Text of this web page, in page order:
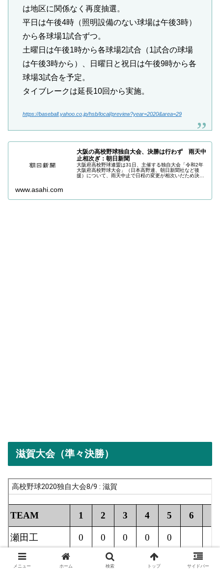
は地区に関係なく再度抽選。
平日は午後4時（照明設備のない球場は午後3時）
から各球場1試合ずつ。
土曜日は午後1時から各球場2試合（1試合の球場
は午後3時から）、日曜日と祝日は午後9時から各
球場3試合を予定。
タイブレークは延長10回から実施。
https://baseball.yahoo.co.jp/hsb/local/preview?year=2020&area=29
大阪の高校野球独自大会、決勝は行わず 雨天中
止相次ぎ：朝日新聞
大阪府高校野球連盟は31日、主催する独自大会「令和2年
大阪府高校野球大会」（日本高野連、朝日新聞社など後
援）について、雨天中止で日程の変更が相次いだため決勝
www.asahi.com
滋賀大会（準々決勝）
メニュー ホーム 検索 トップ サイドバー